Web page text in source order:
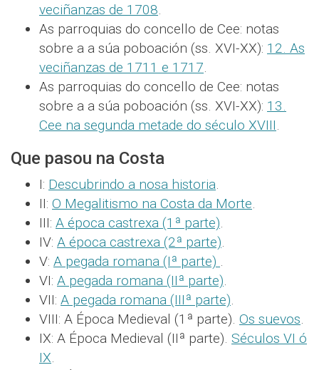
veciñanzas de 1708.
As parroquias do concello de Cee: notas
sobre a a súa poboación (ss. XVI-XX): 12. As
veciñanzas de 1711 e 1717.
As parroquias do concello de Cee: notas
sobre a a súa poboación (ss. XVI-XX): 13.
Cee na segunda metade do século XVIII.
Que pasou na Costa
I: Descubrindo a nosa historia.
II: O Megalitismo na Costa da Morte.
III: A época castrexa (1ª parte).
IV: A época castrexa (2ª parte).
V: A pegada romana (Iª parte) .
VI: A pegada romana (IIª parte).
VII: A pegada romana (IIIª parte).
VIII: A Época Medieval (1ª parte). Os suevos.
IX: A Época Medieval (IIª parte). Séculos VI ó
IX.